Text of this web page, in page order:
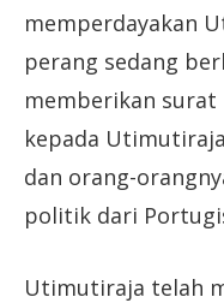
memperdayakan
perang sedang
memberikan surat
kepada
dan orang-
politik dari
Utimutiraja telah